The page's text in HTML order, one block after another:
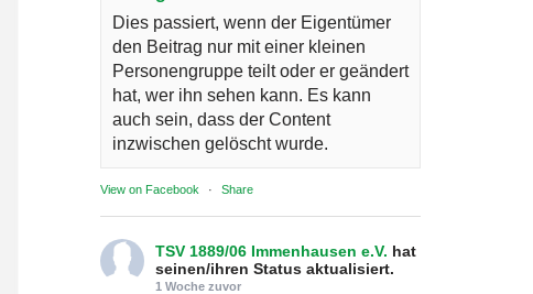
Dies passiert, wenn der Eigentümer
den Beitrag nur mit einer kleinen
Personengruppe teilt oder er geändert
hat, wer ihn sehen kann. Es kann
auch sein, dass der Content
inzwischen gelöscht wurde.
View on Facebook · Share
TSV 1889/06 Immenhausen e.V. hat
seinen/ihren Status aktualisiert.
1 Woche zuvor